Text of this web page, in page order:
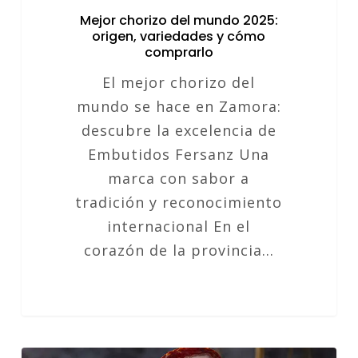
Mejor chorizo del mundo 2025:
origen, variedades y cómo
comprarlo
El mejor chorizo del
mundo se hace en Zamora:
descubre la excelencia de
Embutidos Fersanz Una
marca con sabor a
tradición y reconocimiento
internacional En el
corazón de la provincia…